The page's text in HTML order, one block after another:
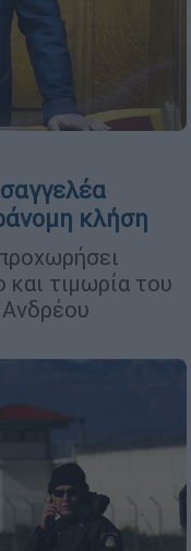
κλήση
και τιμωρία του